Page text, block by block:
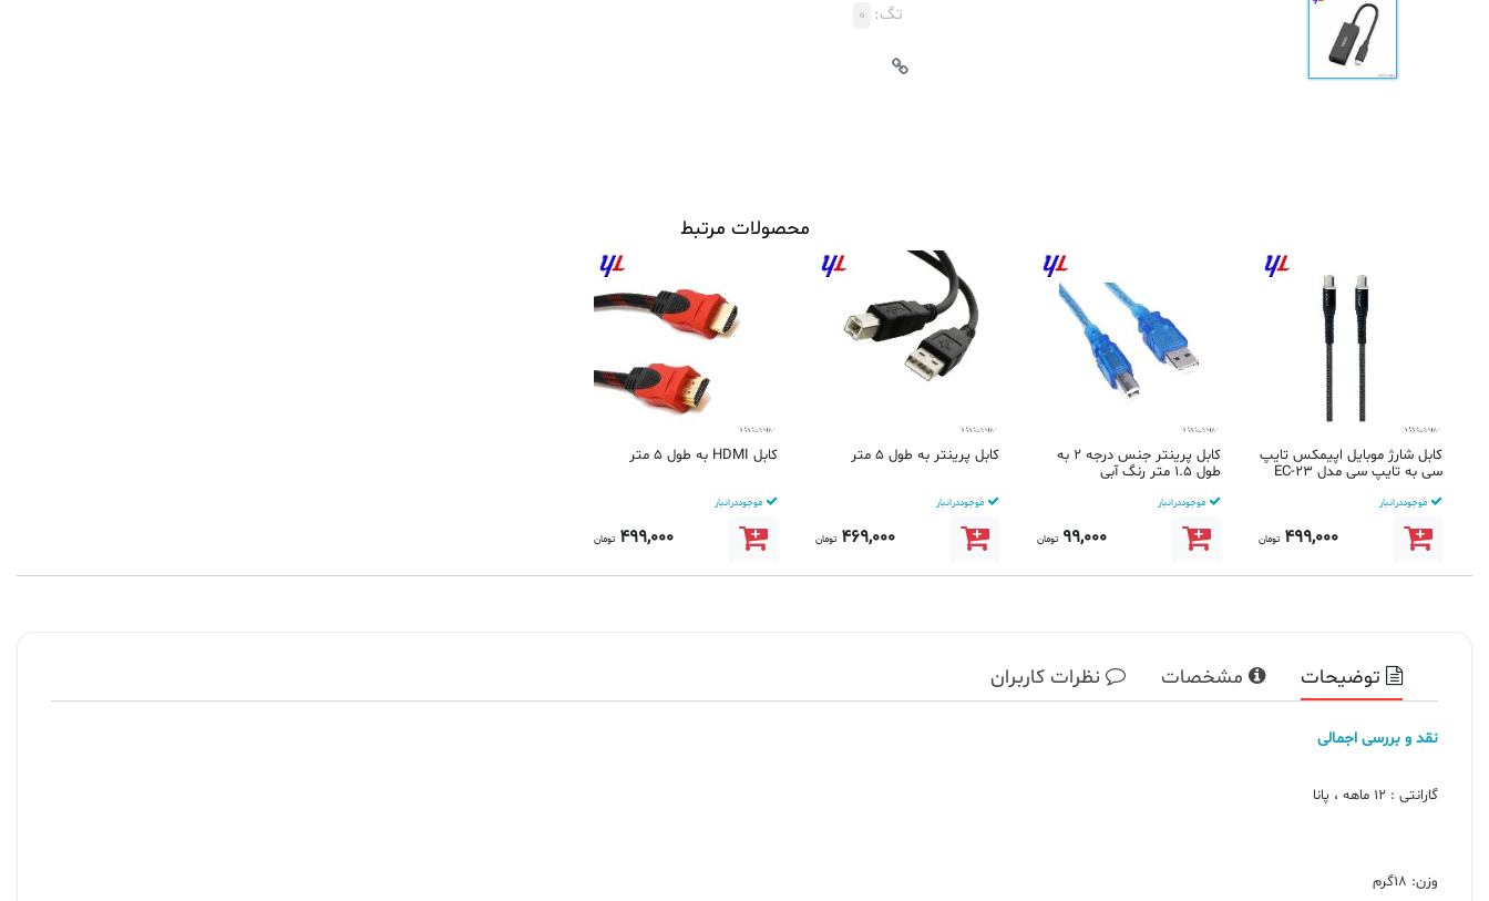
تگ: 0
محصولات مرتبط
کابل شارژ موبایل اپیمکس تایپ
سی به تایپ سی مدل EC-23
موجود در انبار
499,000 تومان
کابل پرینتر جنس درجه 2 به
طول 1.5 متر رنگ آبی
موجود در انبار
99,000 تومان
کابل پرینتر به طول 5 متر
موجود در انبار
469,000 تومان
کابل HDMI به طول 5 متر
موجود در انبار
499,000 تومان
توضیحات مشخصات نظرات کاربران
نقد و بررسی اجمالی